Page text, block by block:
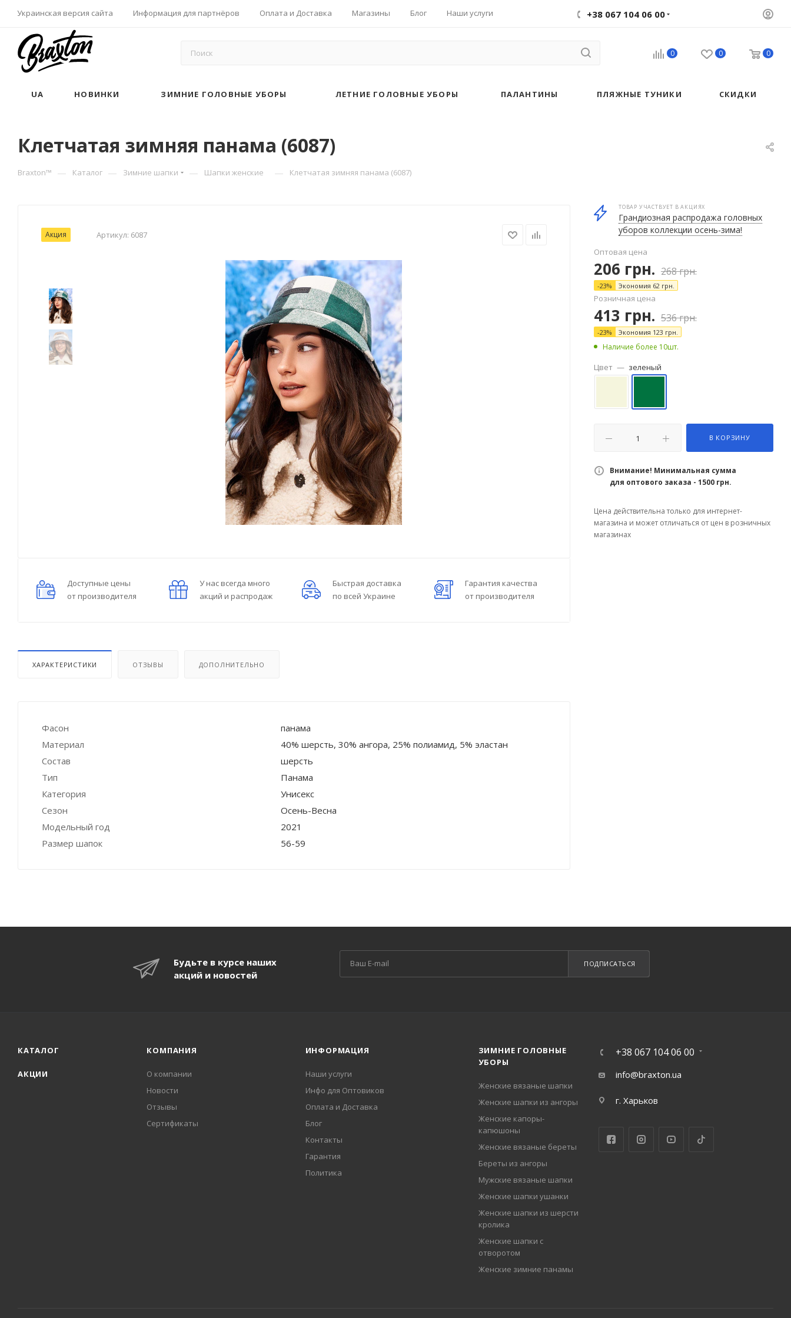
Украинская версия сайта Информация для партнёров Оплата и Доставка Магазины Блог Наши услуги +38 067 104 06 00
0 0 0
UA НОВИНКИ ЗИМНИЕ ГОЛОВНЫЕ УБОРЫ ЛЕТНИЕ ГОЛОВНЫЕ УБОРЫ ПАЛАНТИНЫ ПЛЯЖНЫЕ ТУНИКИ СКИДКИ
Клетчатая зимняя панама (6087)
Braxton™ — Каталог — Зимние шапки — Шапки женские — Клетчатая зимняя панама (6087)
Акция Артикул: 6087
Доступные цены
от производителя
У нас всегда много
акций и распродаж
Быстрая доставка
по всей Украине
Гарантия качества
от производителя
ХАРАКТЕРИСТИКИ ОТЗЫВЫ ДОПОЛНИТЕЛЬНО
Фасон
панама
Материал
40% шерсть, 30% ангора, 25% полиамид, 5% эластан
Состав
шерсть
Тип
Панама
Категория
Унисекс
Сезон
Осень-Весна
Модельный год
2021
Размер шапок
56-59
ТОВАР УЧАСТВУЕТ В АКЦИЯХ
Грандиозная распродажа головных
уборов коллекции осень-зима!
Оптовая цена
206 грн. 268грн.
-23% Экономия 62 грн.
Розничная цена
413 грн. 536грн.
-23% Экономия 123 грн.
Наличие более 10шт.
Цвет — зеленый
В КОРЗИНУ
Внимание! Минимальная сумма
для оптового заказа - 1500 грн.
Цена действительна только для интернет-
магазина и может отличаться от цен в розничных
магазинах
Будьте в курсе наших
акций и новостей
ПОДПИСАТЬСЯ
КАТАЛОГ
АКЦИИ
КОМПАНИЯ
О компании
Новости
Отзывы
Сертификаты
ИНФОРМАЦИЯ
Наши услуги
Инфо для Оптовиков
Оплата и Доставка
Блог
Контакты
Гарантия
Политика
ЗИМНИЕ ГОЛОВНЫЕ
УБОРЫ
Женские вязаные шапки
Женские шапки из ангоры
Женские капоры-
капюшоны
Женские вязаные береты
Береты из ангоры
Мужские вязаные шапки
Женские шапки ушанки
Женские шапки из шерсти
кролика
Женские шапки с
отворотом
Женские зимние панамы
+38 067 104 06 00
info@braxton.ua
г. Харьков